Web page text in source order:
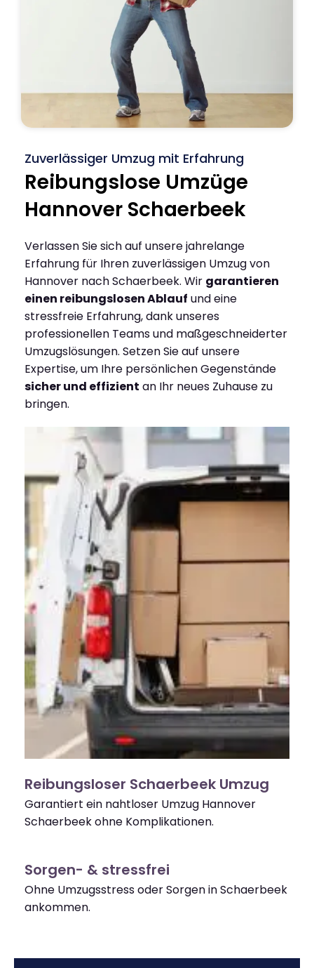
Zuverlässiger Umzug mit Erfahrung
Reibungslose Umzüge
Hannover Schaerbeek
Verlassen Sie sich auf unsere jahrelange
Erfahrung für Ihren zuverlässigen Umzug von
Hannover nach Schaerbeek. Wir garantieren
einen reibungslosen Ablauf und eine
stressfreie Erfahrung, dank unseres
professionellen Teams und maßgeschneiderter
Umzugslösungen. Setzen Sie auf unsere
Expertise, um Ihre persönlichen Gegenstände
sicher und effizient an Ihr neues Zuhause zu
bringen.
Reibungsloser Schaerbeek Umzug
Garantiert ein nahtloser Umzug Hannover
Schaerbeek ohne Komplikationen.
Sorgen- & stressfrei
Ohne Umzugsstress oder Sorgen in Schaerbeek
ankommen.